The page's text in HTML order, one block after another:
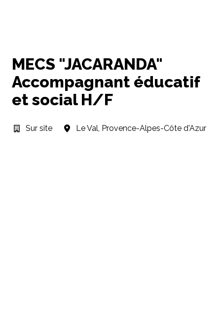
MECS "JACARANDA"
Accompagnant éducatif
et social H/F
Sur site Le Val, Provence-Alpes-Côte d'Azur